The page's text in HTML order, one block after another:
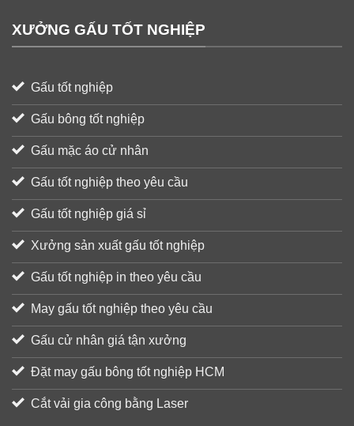
XƯỞNG GẤU TỐT NGHIỆP
Gấu tốt nghiệp
Gấu bông tốt nghiệp
Gấu mặc áo cử nhân
Gấu tốt nghiệp theo yêu cầu
Gấu tốt nghiệp giá sỉ
Xưởng sản xuất gấu tốt nghiệp
Gấu tốt nghiệp in theo yêu cầu
May gấu tốt nghiệp theo yêu cầu
Gấu cử nhân giá tận xưởng
Đặt may gấu bông tốt nghiệp HCM
Cắt vải gia công bằng Laser